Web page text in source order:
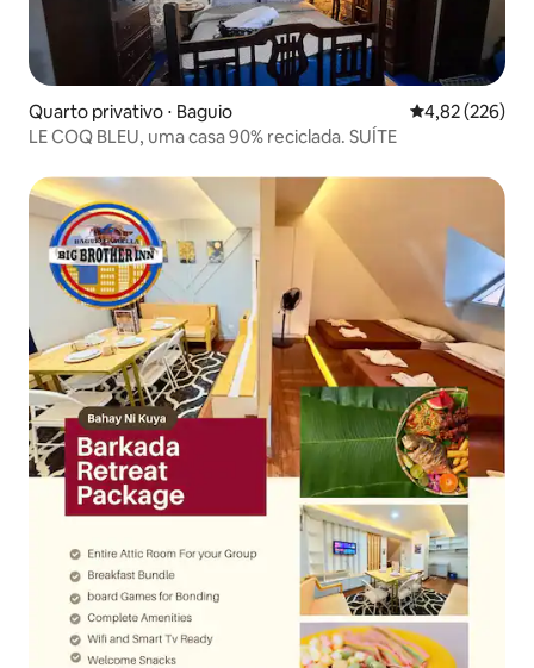
Quarto privativo ⋅ Baguio 4,82 de uma
4,82 (226)
LE COQ BLEU, uma casa 90% reciclada. SUÍTE